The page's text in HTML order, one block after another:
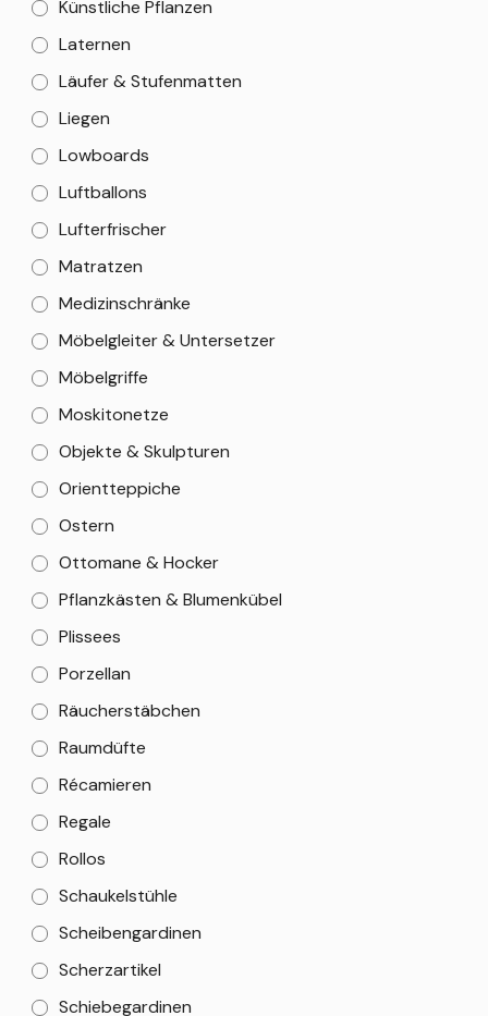
Künstliche Pflanzen
Laternen
Läufer & Stufenmatten
Liegen
Lowboards
Luftballons
Lufterfrischer
Matratzen
Medizinschränke
Möbelgleiter & Untersetzer
Möbelgriffe
Moskitonetze
Objekte & Skulpturen
Orientteppiche
Ostern
Ottomane & Hocker
Pflanzkästen & Blumenkübel
Plissees
Porzellan
Räucherstäbchen
Raumdüfte
Récamieren
Regale
Rollos
Schaukelstühle
Scheibengardinen
Scherzartikel
Schiebegardinen